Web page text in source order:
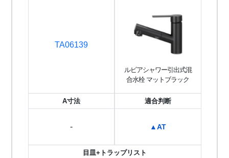
TA06139
ルビアシャワー引出式混
合水栓 マットブラック
A寸法
-
適合判断
▲AT
目皿+トラップリスト